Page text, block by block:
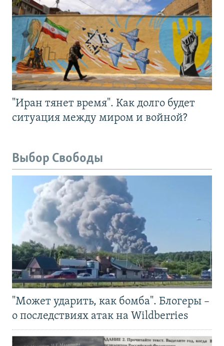
"Иран тянет время". Как долго будет
ситуация между миром и войной?
Выбор Свободы
"Может ударить, как бомба". Блогеры –
о последствиях атак на Wildberries